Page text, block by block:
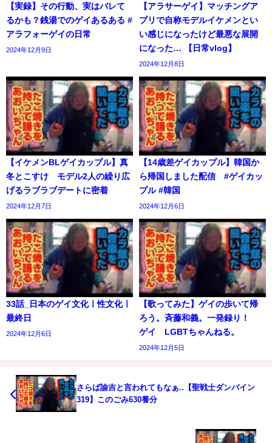
【実録】その行動、実はバレて
るかも？銭湯でのゲイあるある #
アラフォーゲイの日常
2024年12月9日
【アラサーゲイ】マッチングア
プリで自称モデルイケメンとい
い感じになったけど最悪な展開
になった… 【日常vlog】
2024年12月8日
【イケメンBLゲイカップル】真
冬とこすけ モデル2人の繰り広
げるラブラブデートに密着
2024年12月7日
【14歳差ゲイカップル】韓国か
ら帰国しました配信 #ゲイカッ
プル #韓国
2024年12月6日
33話_日本のゲイ文化ㅣ性文化ㅣ
最終日
2024年12月6日
【歌ってみた】ゲイの歩いて帰
ろう。斉藤和義。一発録り！
ゲイ LGBTちゃんねる。
2024年12月5日
さらば諭吉と言われてもなぁ..【聖戦士ダンバイン
319】このごみ630養分